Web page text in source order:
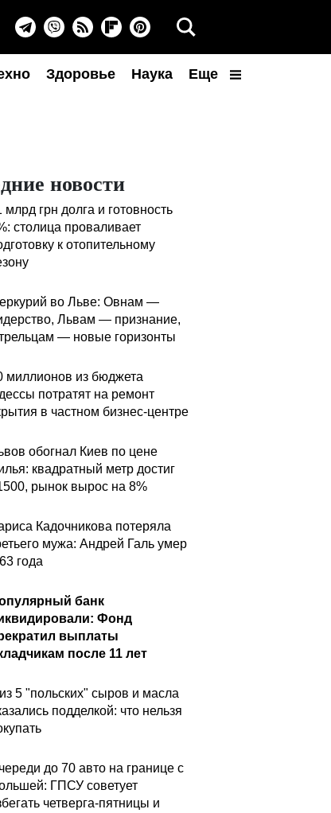
Здоровье Наука Еще
новости
млрд грн долга и готовность
столица проваливает
к отопительному
во Льве: Овнам —
Львам — признание,
— новые горизонты
миллионов из бюджета
потратят на ремонт
в частном бизнес-центре
обогнал Киев по цене
квадратный метр достиг
рынок вырос на 8%
Кадочникова потеряла
мужа: Андрей Галь умер
года
банк
Фонд
выплаты
после 11 лет
5 "польских" сыров и масла
подделкой: что нельзя
до 70 авто на границе с
ГПСУ советует
четверга-пятницы и